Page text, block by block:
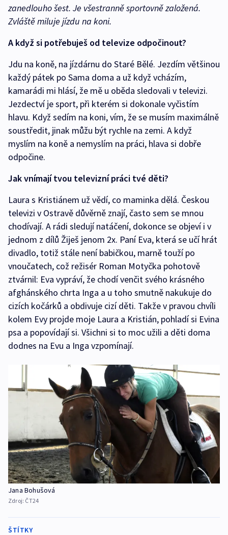
zanedlouho šest. Je všestranně sportovně založená.
Zvláště miluje jízdu na koni.
A když si potřebuješ od televize odpočinout?
Jdu na koně, na jízdárnu do Staré Bělé. Jezdím většinou
každý pátek po Sama doma a už když vcházím,
kamarádi mi hlásí, že mě u oběda sledovali v televizi.
Jezdectví je sport, při kterém si dokonale vyčistím
hlavu. Když sedím na koni, vím, že se musím maximálně
soustředit, jinak můžu být rychle na zemi. A když
myslím na koně a nemyslím na práci, hlava si dobře
odpočine.
Jak vnímají tvou televizní práci tvé děti?
Laura s Kristiánem už vědí, co maminka dělá. Českou
televizi v Ostravě důvěrně znají, často sem se mnou
chodívají. A rádi sledují natáčení, dokonce se objeví i v
jednom z dílů Žiješ jenom 2x. Paní Eva, která se učí hrát
divadlo, totiž stále není babičkou, marně touží po
vnoučatech, což režisér Roman Motyčka pohotově
ztvárnil: Eva vypráví, že chodí venčit svého krásného
afghánského chrta Inga a u toho smutně nakukuje do
cizích kočárků a obdivuje cizí děti. Takže v pravou chvíli
kolem Evy projde moje Laura a Kristián, pohladí si Evina
psa a popovídají si. Všichni si to moc užili a děti doma
dodnes na Evu a Inga vzpomínají.
Jana Bohušová
Zdroj: ČT24
ŠTÍTKY